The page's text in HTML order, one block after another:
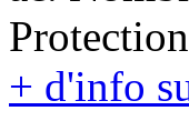
+ d'info